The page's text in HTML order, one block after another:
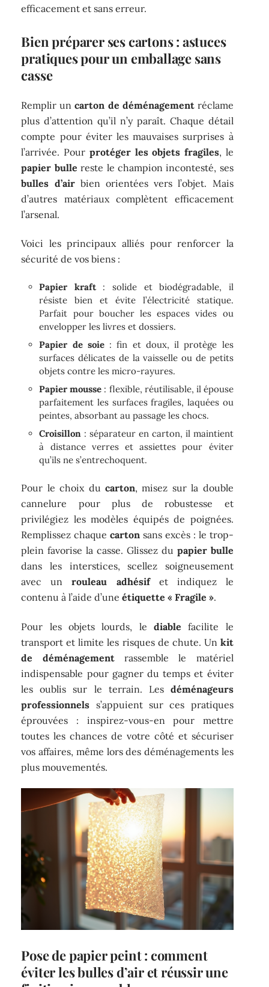
efficacement et sans erreur.
Bien préparer ses cartons : astuces
pratiques pour un emballage sans
casse
Remplir uncarton de déménagementréclame
plus d’attention qu’il n’y paraît. Chaque détail
compte pour éviter les mauvaises surprises à
l’arrivée. Pour protéger les objets fragiles, le
papier bulle reste le champion incontesté, ses
bulles d’airbien orientées vers l’objet. Mais
d’autres matériaux complètent efficacement
l’arsenal.
Voici les principaux alliés pour renforcer la
sécurité de vos biens :
Papier kraft: solide et biodégradable, il
résiste bien et évite l’électricité statique.
Parfait pour boucher les espaces vides ou
envelopper les livres et dossiers.
Papier de soie: fin et doux, il protège les
surfaces délicates de la vaisselle ou de petits
objets contre les micro-rayures.
Papier mousse : flexible, réutilisable, il épouse
parfaitement les surfaces fragiles, laquées ou
peintes, absorbant au passage les chocs.
Croisillon : séparateur en carton, il maintient
à distance verres et assiettes pour éviter
qu’ils ne s’entrechoquent.
Pour le choix du carton, misez sur la double
cannelure pour plus de robustesse et
privilégiez les modèles équipés de poignées.
Remplissez chaquecarton sans excès : le trop-
plein favorise la casse. Glissez du papier bulle
dans les interstices, scellez soigneusement
avec unrouleau adhésifet indiquez le
contenu à l’aide d’uneétiquette « Fragile ».
Pour les objets lourds, le diable facilite le
transport et limite les risques de chute. Un kit
de déménagementrassemble le matériel
indispensable pour gagner du temps et éviter
les oublis sur le terrain. Les déménageurs
professionnels s’appuient sur ces pratiques
éprouvées : inspirez-vous-en pour mettre
toutes les chances de votre côté et sécuriser
vos affaires, même lors des déménagements les
plus mouvementés.
Pose de papier peint : comment
éviter les bulles d’air et réussir une